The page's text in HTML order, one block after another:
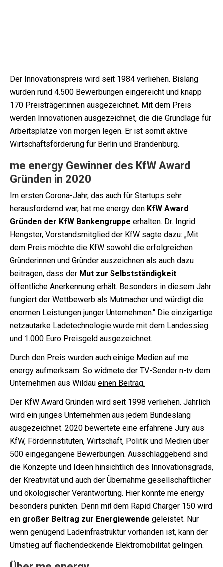
Der Innovationspreis wird seit 1984 verliehen. Bislang
wurden rund 4.500 Bewerbungen eingereicht und knapp
170 Preisträger:innen ausgezeichnet. Mit dem Preis
werden Innovationen ausgezeichnet, die die Grundlage für
Arbeitsplätze von morgen legen. Er ist somit aktive
Wirtschaftsförderung für Berlin und Brandenburg.
me energy Gewinner des KfW Award
Gründen in 2020
Im ersten Corona-Jahr, das auch für Startups sehr
herausfordernd war, hat me energy den KfW Award
Gründen der KfW Bankengruppe erhalten. Dr. Ingrid
Hengster, Vorstandsmitglied der KfW sagte dazu: „Mit
dem Preis möchte die KfW sowohl die erfolgreichen
Gründerinnen und Gründer auszeichnen als auch dazu
beitragen, dass der Mut zur Selbstständigkeit
öffentliche Anerkennung erhält. Besonders in diesem Jahr
fungiert der Wettbewerb als Mutmacher und würdigt die
enormen Leistungen junger Unternehmen.“ Die einzigartige
netzautarke Ladetechnologie wurde mit dem Landessieg
und 1.000 Euro Preisgeld ausgezeichnet.
Durch den Preis wurden auch einige Medien auf me
energy aufmerksam. So widmete der TV-Sender n-tv dem
Unternehmen aus Wildau einen Beitrag.
Der KfW Award Gründen wird seit 1998 verliehen. Jährlich
wird ein junges Unternehmen aus jedem Bundeslang
ausgezeichnet. 2020 bewertete eine erfahrene Jury aus
KfW, Förderinstituten, Wirtschaft, Politik und Medien über
500 eingegangene Bewerbungen. Ausschlaggebend sind
die Konzepte und Ideen hinsichtlich des Innovationsgrads,
der Kreativität und auch der Übernahme gesellschaftlicher
und ökologischer Verantwortung. Hier konnte me energy
besonders punkten. Denn mit dem Rapid Charger 150 wird
ein großer Beitrag zur Energiewende geleistet. Nur
wenn genügend Ladeinfrastruktur vorhanden ist, kann der
Umstieg auf flächendeckende Elektromobilität gelingen.